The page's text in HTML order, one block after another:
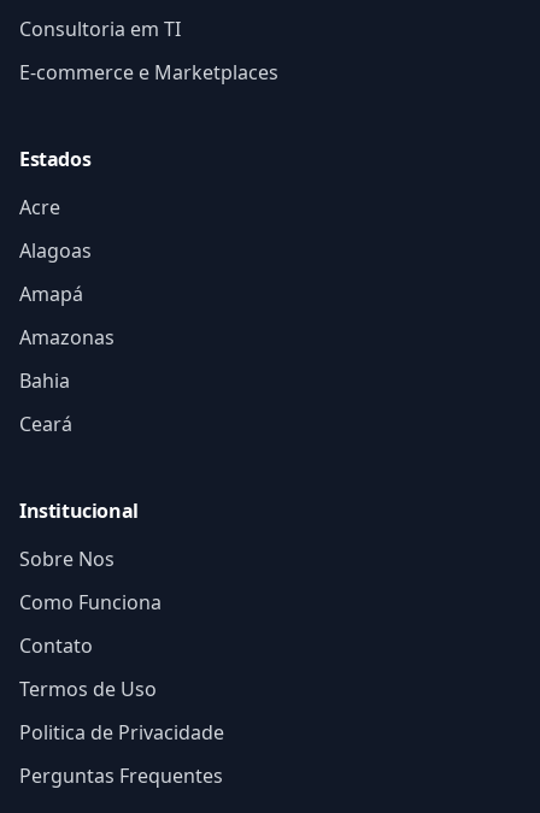
Consultoria em TI
E-commerce e Marketplaces
Estados
Acre
Alagoas
Amapá
Amazonas
Bahia
Ceará
Institucional
Sobre Nos
Como Funciona
Contato
Termos de Uso
Politica de Privacidade
Perguntas Frequentes